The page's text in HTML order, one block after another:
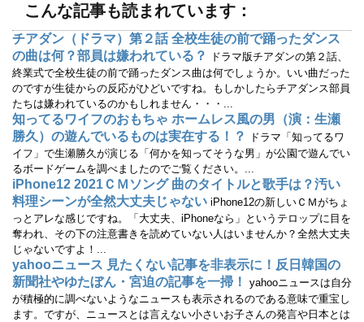
き
ま
す
)
し
い
ウ
ィ
ン
ド
ウ
で
開
き
ま
す
こんな記事も読まれています：
チアダン（ドラマ）第２話 全校生徒の前で踊ったダンス
の曲は何？部員は嫌われている？
ドラマ版チアダンの第２話、
終業式で全校生徒の前で踊ったダンス曲は何でしょうか。いい曲だった
のですが生徒からの反応がひどいですね。もしかしたらチアダンス部員
たちは嫌われているのかもしれません・・・...
知ってるワイフのおもちゃ ホームレス風の男（演：生瀬
勝久）の遊んでいるものは実在する！？
ドラマ「知ってるワ
イフ」で生瀬勝久が演じる「何かを知ってそうな男」が公園で遊んでい
るボードゲームを調べましたのでご覧ください。...
iPhone12 2021ＣＭソング 曲のタイトルと歌手は？汚い
料理シーンが全然大丈夫じゃない iPhone12の新しいＣＭがちょ
っとアレな感じですね。「大丈夫、iPhoneなら」というテロップに目を
奪われ、その下の注意書きを読めていない人はいませんか？全然大丈夫
じゃないですよ！...
yahooニュース 見たくない記事を非表示に！反日韓国の
新聞社やゆたぼん・宮迫の記事を一掃！ yahooニュースは自分
が積極的に調べないようなニュースも表示されるのである意味で重宝し
ます。ですが、ニュースとは言えない小さいお子さんの発言や日本とは